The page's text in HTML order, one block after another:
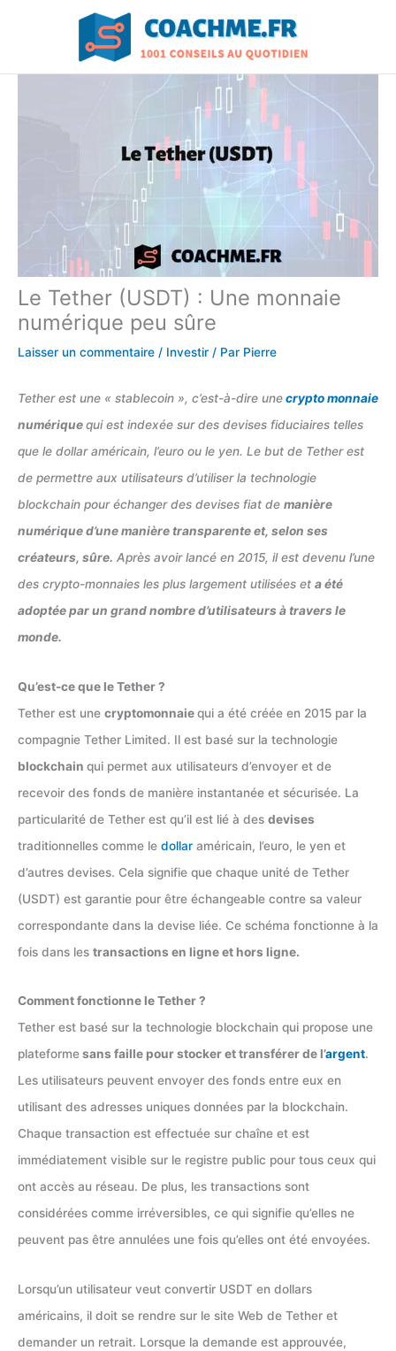
Le Tether (USDT) : Une monnaie
numérique peu sûre
Laisser un commentaire / Investir / Par Pierre
Tether est une « stablecoin », c’est-à-dire unecryptomonnaie
numériquequi est indexée sur des devises fiduciaires telles
que le dollar américain, l’euro ou le yen. Le but de Tether est
de permettre aux utilisateurs d’utiliser la technologie
blockchain pour échanger des devises fiat de manière
numérique d’une manière transparente et, selon ses
créateurs, sûre. Après avoir lancé en 2015, il est devenu l’une
des crypto-monnaies les plus largement utilisées et a été
adoptée par un grand nombre d’utilisateurs à travers le
monde.
Qu’est-ce que le Tether ?
Tether est une cryptomonnaiequi a été créée en 2015 par la
compagnie Tether Limited. Il est basé sur la technologie
blockchain qui permet aux utilisateurs d’envoyer et de
recevoir des fonds de manière instantanée et sécurisée. La
particularité de Tether est qu’il est lié à des devises
traditionnelles comme le dollar américain, l’euro, le yen et
d’autres devises. Cela signifie que chaque unité de Tether
(USDT) est garantie pour être échangeable contre sa valeur
correspondante dans la devise liée. Ce schéma fonctionne à la
fois dans les transactions en ligne et hors ligne.
Comment fonctionne le Tether ?
Tether est basé sur la technologie blockchain qui propose une
plateformesans faille pour stocker et transférer de l’argent.
Les utilisateurs peuvent envoyer des fonds entre eux en
utilisant des adresses uniques données par la blockchain.
Chaque transaction est effectuée sur chaîne et est
immédiatement visible sur le registre public pour tous ceux qui
ont accès au réseau. De plus, les transactions sont
considérées comme irréversibles, ce qui signifie qu’elles ne
peuvent pas être annulées une fois qu’elles ont été envoyées.
Lorsqu’un utilisateur veut convertir USDT en dollars
américains, il doit se rendre sur le site Web de Tether et
demander un retrait. Lorsque la demande est approuvée,